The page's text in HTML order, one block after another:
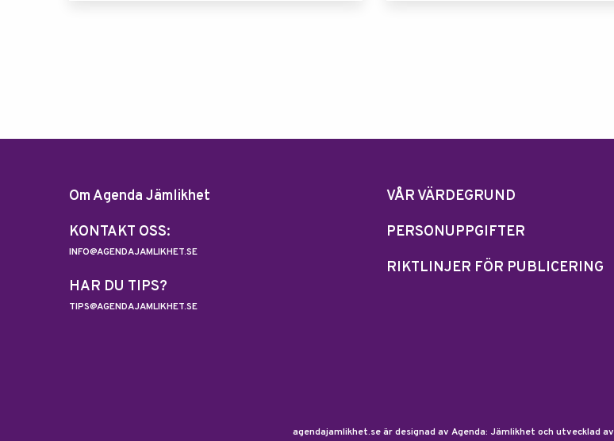
Om Agenda Jämlikhet
KONTAKT OSS:
INFO@AGENDAJAMLIKHET.SE
HAR DU TIPS?
TIPS@AGENDAJAMLIKHET.SE
VÅR VÄRDEGRUND
PERSONUPPGIFTER
RIKTLINJER FÖR PUBLICERING
agendajamlikhet.se är designad av Agenda: Jämlikhet och utvecklad av